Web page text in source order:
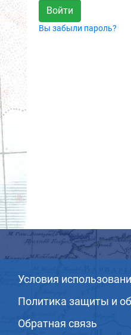
Вы забыли пароль?
Условия
Политика защиты и
Обратная связь